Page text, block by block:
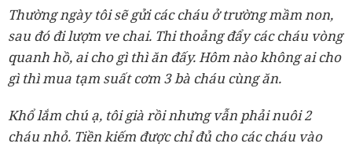
Thường ngày tôi sẽ gửi các cháu ở trường mầm non,
sau đó đi lượm ve chai. Thi thoảng đẩy các cháu vòng
quanh hồ, ai cho gì thì ăn đấy. Hôm nào không ai cho
gì thì mua tạm suất cơm 3 bà cháu cùng ăn.
Khổ lắm chú ạ, tôi già rồi nhưng vẫn phải nuôi 2
cháu nhỏ. Tiền kiếm được chỉ đủ cho các cháu vào